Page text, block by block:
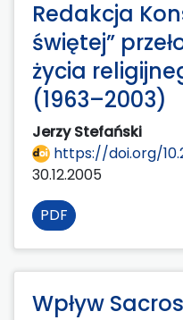
Redakcja
świętej”
życia
(1963–2003)
Jerzy Stefański
https://doi.org/
30.12.2005
PDF
Wpływ